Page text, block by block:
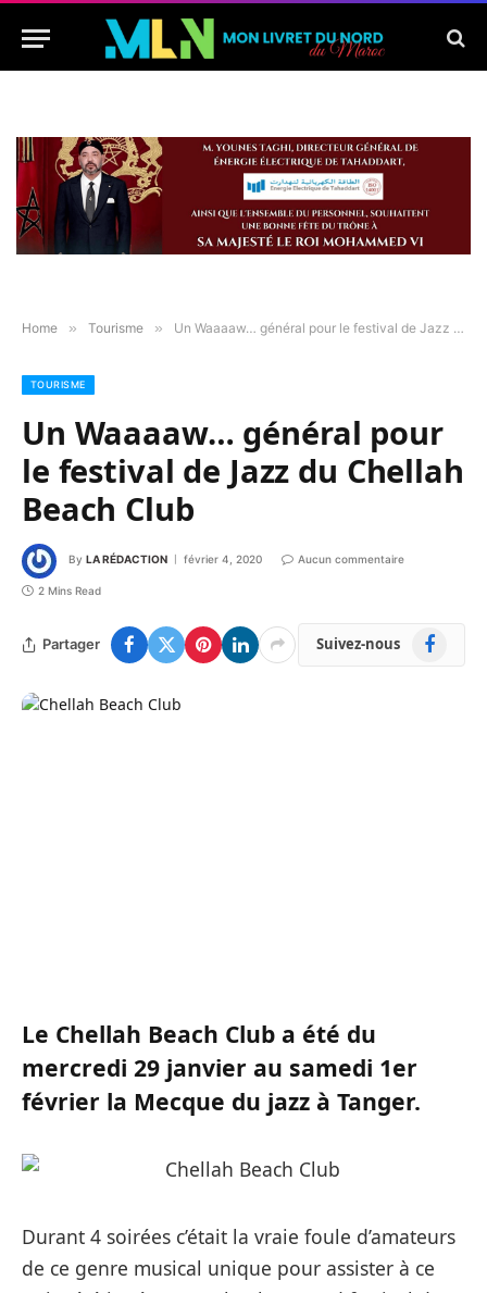
Home » Tourisme » Un Waaaaw… général pour le festival de Jazz du Chellah Beach Club
TOURISME
Un Waaaaw… général pour
le festival de Jazz du Chellah
Beach Club
By LA RÉDACTION février 4, 2020 Aucun commentaire
2 Mins Read
Partager Suivez-nous Facebook
Le Chellah Beach Club a été du
mercredi 29 janvier au samedi 1er
février la Mecque du jazz à Tanger.
Durant 4 soirées c’était la vraie foule d’amateurs
de ce genre musical unique pour assister à ce